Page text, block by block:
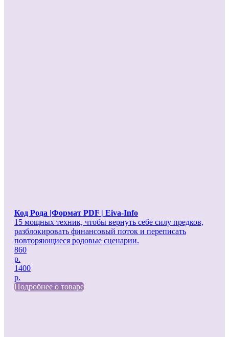
Код Рода |Формат PDF | Eiva-Info
15 мощных техник, чтобы вернуть себе силу предков,
разблокировать финансовый поток и переписать
повторяющиеся родовые сценарии.
860
р.
1400
р.
Подробнее о товаре